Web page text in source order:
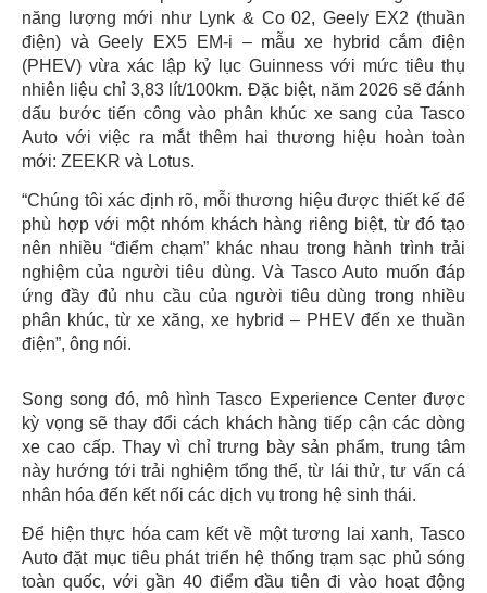
năng lượng mới như Lynk & Co 02, Geely EX2 (thuần
điện) và Geely EX5 EM-i – mẫu xe hybrid cắm điện
(PHEV) vừa xác lập kỷ lục Guinness với mức tiêu thụ
nhiên liệu chỉ 3,83 lít/100km. Đặc biệt, năm 2026 sẽ đánh
dấu bước tiến công vào phân khúc xe sang của Tasco
Auto với việc ra mắt thêm hai thương hiệu hoàn toàn
mới: ZEEKR và Lotus.
“Chúng tôi xác định rõ, mỗi thương hiệu được thiết kế để
phù hợp với một nhóm khách hàng riêng biệt, từ đó tạo
nên nhiều “điểm chạm” khác nhau trong hành trình trải
nghiệm của người tiêu dùng. Và Tasco Auto muốn đáp
ứng đầy đủ nhu cầu của người tiêu dùng trong nhiều
phân khúc, từ xe xăng, xe hybrid – PHEV đến xe thuần
điện”, ông nói.
Song song đó, mô hình Tasco Experience Center được
kỳ vọng sẽ thay đổi cách khách hàng tiếp cận các dòng
xe cao cấp. Thay vì chỉ trưng bày sản phẩm, trung tâm
này hướng tới trải nghiệm tổng thể, từ lái thử, tư vấn cá
nhân hóa đến kết nối các dịch vụ trong hệ sinh thái.
Để hiện thực hóa cam kết về một tương lai xanh, Tasco
Auto đặt mục tiêu phát triển hệ thống trạm sạc phủ sóng
toàn quốc, với gần 40 điểm đầu tiên đi vào hoạt động